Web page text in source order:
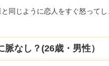
同じように恋人をすぐ怒ってし
なし？(26歳・男性）